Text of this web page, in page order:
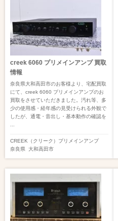
creek 6060 プリメインアンプ 買取
情報
奈良県大和高田市のお客様より、宅配買取
にて、creek 6060 プリメインアンプのお
買取をさせていただきました。汚れ等、多
少の使用感・経年感の見受けられる外観で
したが、通電・音出し・基本動作の確認を
CREEK（クリーク） プリメインアンプ
奈良県
大和高田市